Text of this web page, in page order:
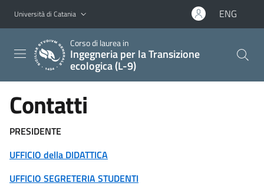
Vai al contenuto principale
Vai al menu di navigazione
Università di Catania ENG
Corso di laurea in
Ingegneria per la Transizione
ecologica (L-9)
Contatti
PRESIDENTE
UFFICIO della DIDATTICA
UFFICIO SEGRETERIA STUDENTI